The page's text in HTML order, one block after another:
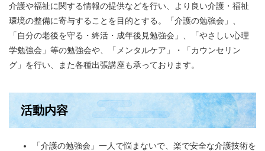
介護や福祉に関する情報の提供などを行い、より良い介護・福祉
環境の整備に寄与することを目的とする。「介護の勉強会」、
「自分の老後を守る・終活・成年後見勉強会」、「やさしい心理
学勉強会」等の勉強会や、「メンタルケア」・「カウンセリン
グ」を行い、また各種出張講座も承っております。
活動内容
「介護の勉強会」一人で悩まないで、楽で安全な介護技術を